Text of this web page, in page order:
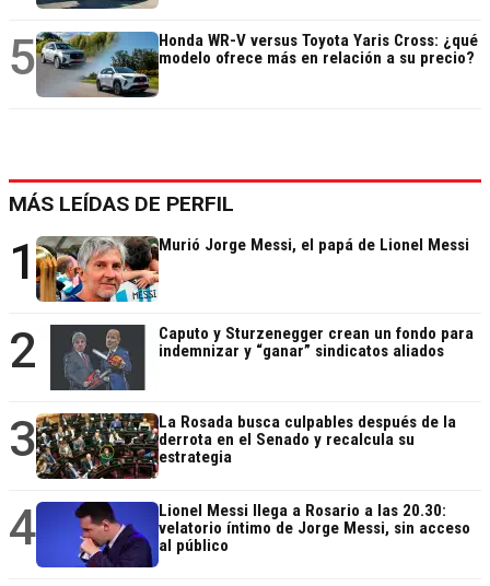
5
Honda WR-V versus Toyota Yaris Cross: ¿qué
modelo ofrece más en relación a su precio?
MÁS LEÍDAS DE PERFIL
1 Murió Jorge Messi, el papá de Lionel Messi
2
Caputo y Sturzenegger crean un fondo para
indemnizar y “ganar” sindicatos aliados
3
La Rosada busca culpables después de la
derrota en el Senado y recalcula su
estrategia
4
Lionel Messi llega a Rosario a las 20.30:
velatorio íntimo de Jorge Messi, sin acceso
al público